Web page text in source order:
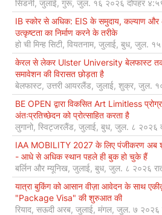
सिडनी, जुलाई, गुरू, जुल. १६ २०२६ दोपहर
IB स्कोर से अधिक: EIS के समुदाय, कल्याण
उत्कृष्टता का निर्माण करने के तरीके
हो ची मिन्ह सिटी, वियतनाम, जुलाई, बुध, जुल.
केरल से लेकर Ulster University बेलफास्ट तक:
समावेशन की विरासत छोड़ता है
बेलफास्ट, उत्तरी आयरलैंड, जुलाई, शुक्र, जुल.
BE OPEN द्वारा विकसित Art Limitless
अंतःप्रतिच्छेदन को प्रोत्साहित करता है
लुगानो, स्विट्जरलैंड, जुलाई, बुध, जुल. ८ २०२६
IAA MOBILITY 2027 के लिए पंजीकरण अब शुरू
- आधे से अधिक स्थान पहले ही बुक हो चुके हैं
बर्लिन और म्यूनिख, जुलाई, बुध, जुल. ८ २०२६
यात्रा बुकिंग को आसान वीज़ा आवेदन के साथ
"Package Visa" की शुरुआत की
रियाद, सऊदी अरब, जुलाई, मंगल, जुल. ७ २०२६